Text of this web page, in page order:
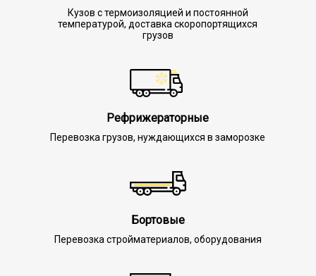
Кузов с термоизоляцией и постоянной
температурой, доставка скоропортящихся
грузов
Рефрижераторные
Перевозка грузов, нуждающихся в заморозке
Бортовые
Перевозка стройматериалов, оборудования